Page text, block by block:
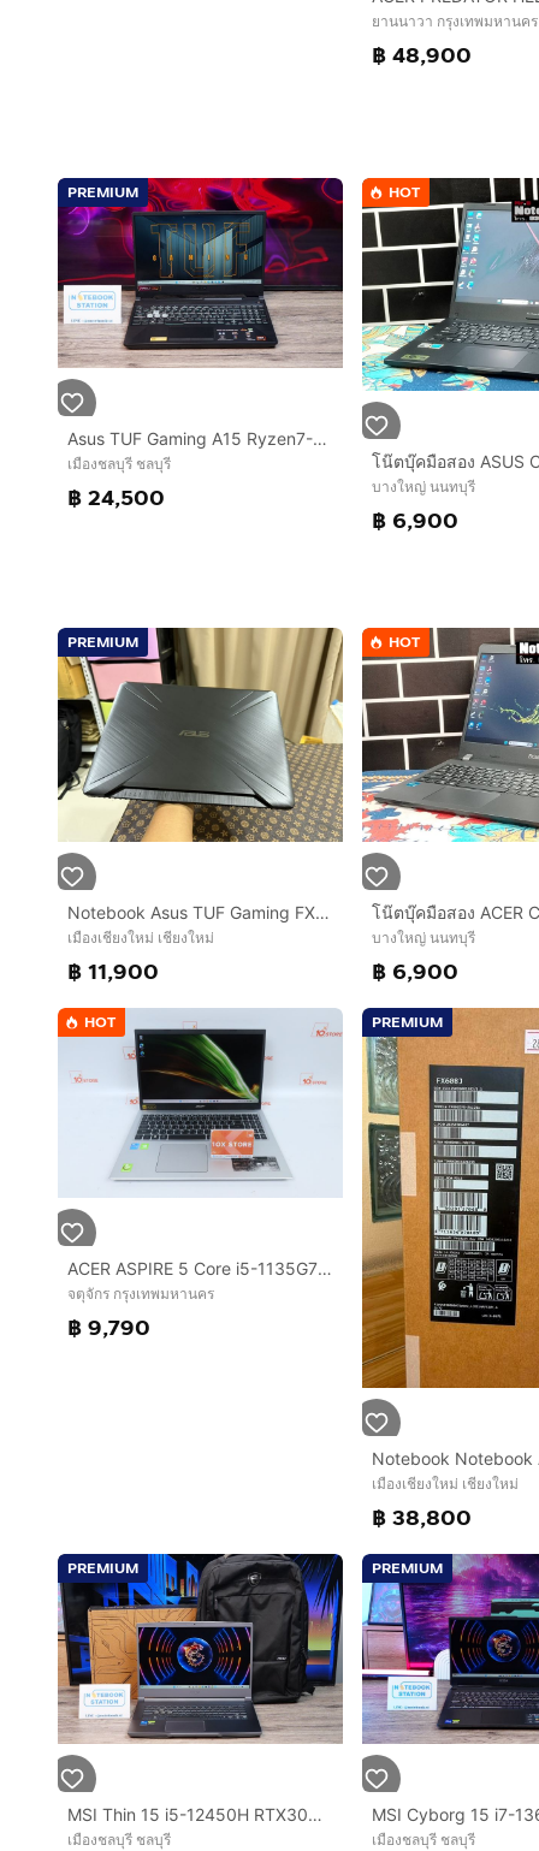
ยานนาวา กรุงเทพมหานคร
฿ 48,900
PREMIUM
Asus TUF Gaming A15 Ryzen7-170 RTX3050(4GB) RAM16 SSD512GB จอ15.6นิ้ว FHD 144Hz เกมมิ่งรุ่นใหม่ สเปคแรง ครบกล่องประกันศูนย์2028 ขายเพียง 24,
เมืองชลบุรี ชลบุรี
฿ 24,500
HOT
บางใหญ่ นนทบุรี
฿ 6,900
PREMIUM
Notebook Asus TUF Gaming FX505DT-HN458T GTX1650 ดูหนังฟังเพลงทำงาน ทั่วไปสบายมาก สอบถามได้คัฟ
เมืองเชียงใหม่ เชียงใหม่
฿ 11,900
HOT
บางใหญ่ นนทบุรี
฿ 6,900
HOT
ACER ASPIRE 5 Core i5-1135G7 RAM16.512GB
จตุจักร กรุงเทพมหานคร
฿ 9,790
PREMIUM
เมืองเชียงใหม่ เชียงใหม่
฿ 38,800
PREMIUM
MSI Thin 15 i5-12450H RTX3050(4GB) Ram8 SSD512 จอ15.6 FHD 144Hz สเปคสูง น้ำหนักเบา เครื่องสวย ราคา 17,990.-
เมืองชลบุรี ชลบุรี
PREMIUM
เมืองชลบุรี ชลบุรี